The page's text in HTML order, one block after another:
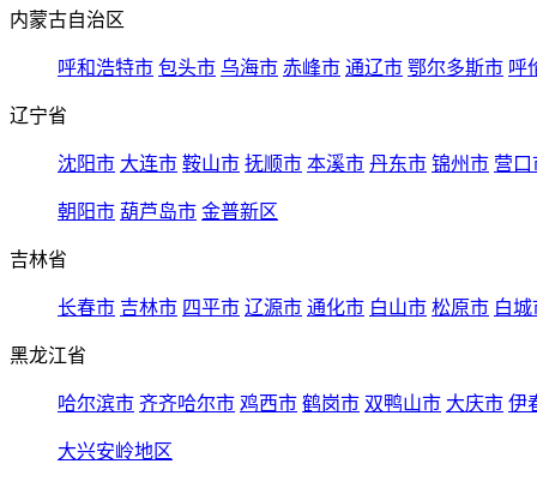
内蒙古自治区
呼和浩特市 包头市 乌海市 赤峰市 通辽市 鄂尔多斯市 呼
辽宁省
沈阳市 大连市 鞍山市 抚顺市 本溪市 丹东市 锦州市 营口
朝阳市 葫芦岛市 金普新区
吉林省
长春市 吉林市 四平市 辽源市 通化市 白山市 松原市 白城
黑龙江省
哈尔滨市 齐齐哈尔市 鸡西市 鹤岗市 双鸭山市 大庆市 伊
大兴安岭地区